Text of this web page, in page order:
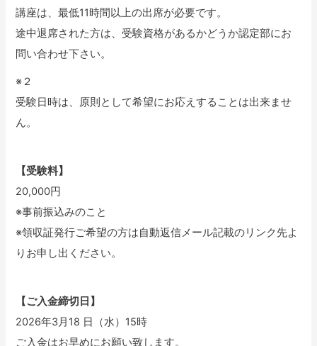
講座は、最低11時間以上の出席が必要です。
途中退席された方は、受験資格があるかどうか認定部にお
問い合わせ下さい。
※２
受験日時は、原則として希望にお応えすることは出来ませ
ん。
【受験料】
20,000円
※事前振込みのこと
※領収証発行ご希望の方は自動返信メール記載のリンク先よ
りお申し出ください。
【ご入金締切日】
2026年3月18 日（水）15時
ご入金はお早めにお願い致します。